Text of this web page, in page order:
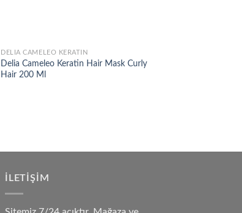
Add to
DELIA CAMELEO KERATIN
Delia Cameleo Keratin Hair Mask Curly
Hair 200 Ml
İLETIŞIM